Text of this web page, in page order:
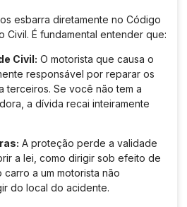
esbarra diretamente no Código
Civil. É fundamental entender que:
Civil: O motorista que causa o
responsável por reparar os
terceiros. Se você não tem a
a dívida recai inteiramente
A proteção perde a validade
a lei, como dirigir sob efeito de
a um motorista não
do local do acidente.